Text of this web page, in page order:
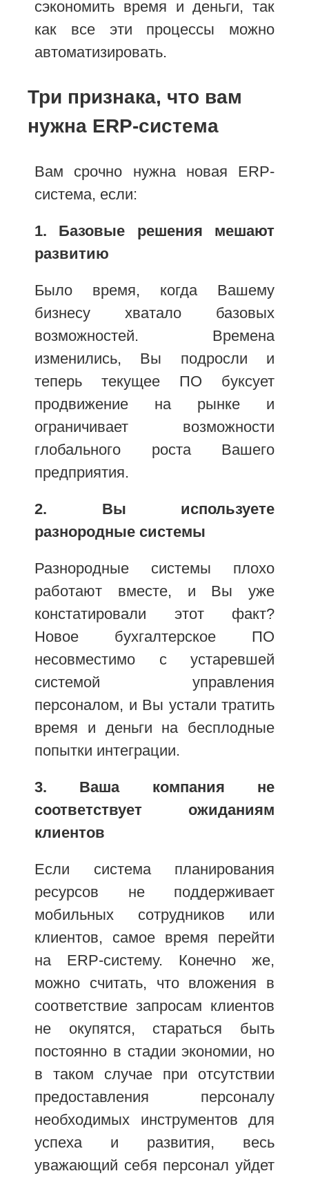
сэкономить время и деньги, так
как все эти процессы можно
автоматизировать.
Три признака, что вам
нужна ERP-система
Вам срочно нужна новая ERP-
система, если:
1. Базовые решения мешают
развитию
Было время, когда Вашему
бизнесу хватало базовых
возможностей. Времена
изменились, Вы подросли и
теперь текущее ПО буксует
продвижение на рынке и
ограничивает возможности
глобального роста Вашего
предприятия.
2. Вы используете
разнородные системы
Разнородные системы плохо
работают вместе, и Вы уже
констатировали этот факт?
Новое бухгалтерское ПО
несовместимо с устаревшей
системой управления
персоналом, и Вы устали тратить
время и деньги на бесплодные
попытки интеграции.
3. Ваша компания не
соответствует ожиданиям
клиентов
Если система планирования
ресурсов не поддерживает
мобильных сотрудников или
клиентов, самое время перейти
на ERP-систему. Конечно же,
можно считать, что вложения в
соответствие запросам клиентов
не окупятся, стараться быть
постоянно в стадии экономии, но
в таком случае при отсутствии
предоставления персоналу
необходимых инструментов для
успеха и развития, весь
уважающий себя персонал уйдет